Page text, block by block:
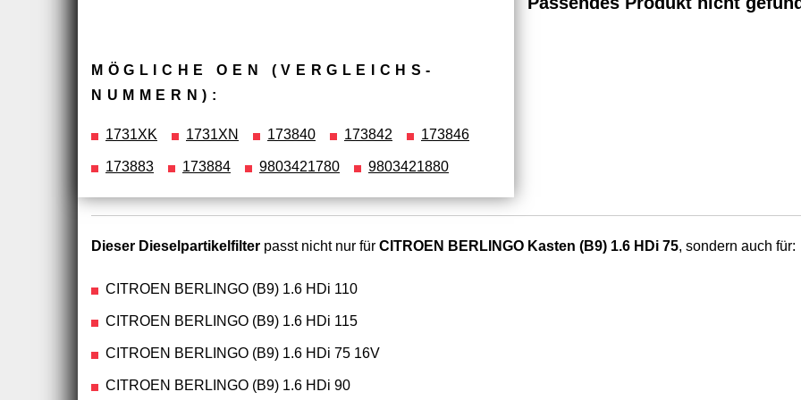
MÖGLICHE OEN (VERGLEICHS­
NUMMERN):
1731XK 1731XN 173840 173842 173846
173883 173884 9803421780 9803421880
Dieser Dieselpartikelfilter passt nicht nur für CITROEN BERLINGO Kasten (B9) 1.6 HDi 75, sondern auch für:
CITROEN BERLINGO (B9) 1.6 HDi 110
CITROEN BERLINGO (B9) 1.6 HDi 115
CITROEN BERLINGO (B9) 1.6 HDi 75 16V
CITROEN BERLINGO (B9) 1.6 HDi 90